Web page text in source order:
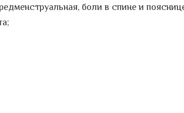
боли в спине и